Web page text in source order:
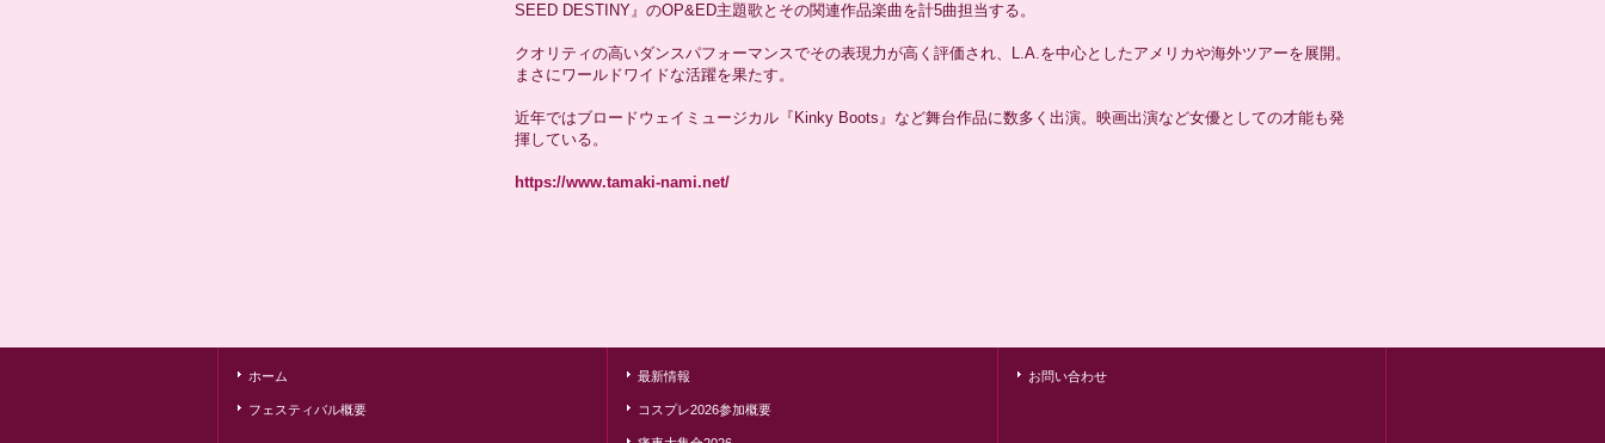
SEED DESTINY』のOP&ED主題歌とその関連作品楽曲を計5曲担当する。
クオリティの高いダンスパフォーマンスでその表現力が高く評価され、L.A.を中心としたアメリカや海外ツアーを展開。
まさにワールドワイドな活躍を果たす。
近年ではブロードウェイミュージカル『Kinky Boots』など舞台作品に数多く出演。映画出演など女優としての才能も発
揮している。
https://www.tamaki-nami.net/
ホーム
フェスティバル概要
最新情報
コスプレ2026参加概要
お問い合わせ